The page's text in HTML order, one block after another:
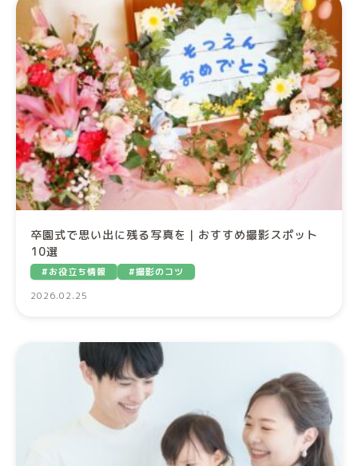
卒園式で思い出に残る写真を｜おすすめ撮影スポット
10選
#お役立ち情報
#撮影のコツ
2026.02.25